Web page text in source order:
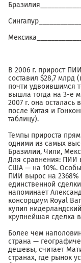
В 2006 г. прирост
составил $28,7 млрд
почти удвоившимся
вышла тогда на 3-е
2007 г. она осталась
после Китая и
таблицу).
Темпы прироста
одними из самых
Бразилии, Чили,
Для сравнения: ПИИ
США — на 10%.
ПИИ вырос на 2368%
единственной
напоминает
консорциум Royal
купил
крупнейшая сделка
Более чем
страна —
дешевы, считает
странах, где рынок